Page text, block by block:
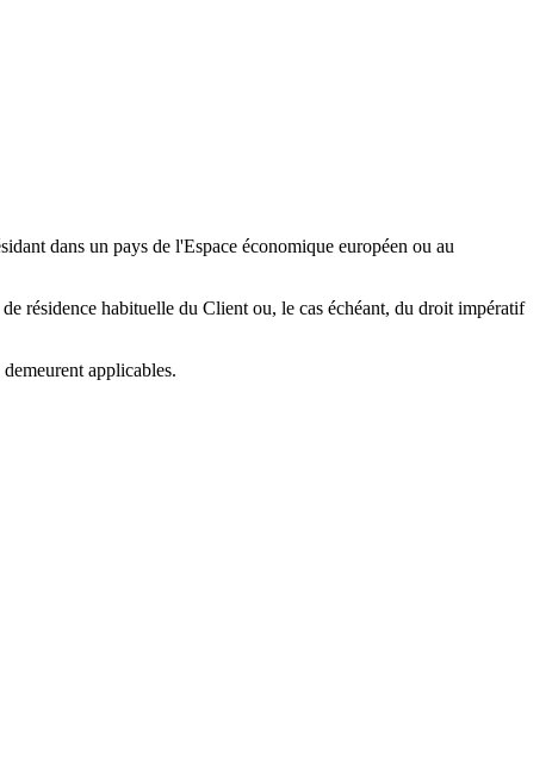
dans un pays de l'Espace économique européen ou au
résidence habituelle du Client ou, le cas échéant, du droit impératif
applicables.